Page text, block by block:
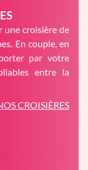
une croisière de
En couple, en
par votre
entre la
CROISIÈRES